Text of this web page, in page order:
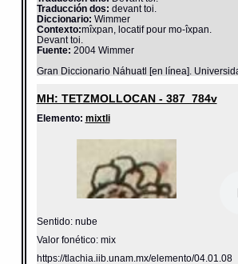
Traducción dos: devant toi.
Diccionario: Wimmer
Contexto:mîxpan, locatif pour mo-îxpan.
Devant toi.
Fuente: 2004 Wimmer
Gran Diccionario Náhuatl [en línea].
MH: TETZMOLLOCAN - 387_784v
Elemento: mixtli
Sentido: nube
Valor fonético: mix
https://tlachia.iib.unam.mx/elemento/04.01.08